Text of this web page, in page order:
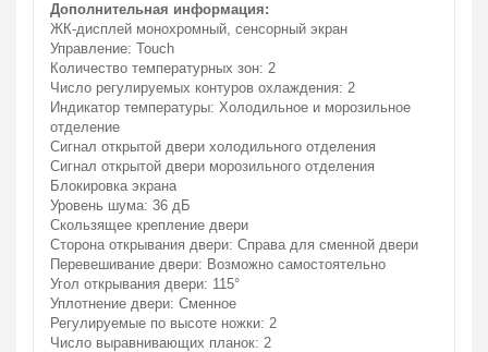
Дополнительная информация:
ЖК-дисплей монохромный, сенсорный экран
Управление: Touch
Количество температурных зон: 2
Число регулируемых контуров охлаждения: 2
Индикатор температуры: Холодильное и морозильное
отделение
Сигнал открытой двери холодильного отделения
Сигнал открытой двери морозильного отделения
Блокировка экрана
Уровень шума: 36 дБ
Скользящее крепление двери
Сторона открывания двери: Справа для сменной двери
Перевешивание двери: Возможно самостоятельно
Угол открывания двери: 115°
Уплотнение двери: Сменное
Регулируемые по высоте ножки: 2
Число выравнивающих планок: 2